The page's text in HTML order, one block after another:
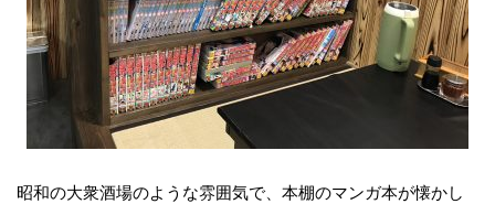
昭和の大衆酒場のような雰囲気で、本棚のマンガ本が懐かし